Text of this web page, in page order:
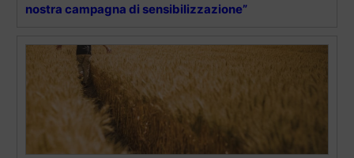
nostra campagna di sensibilizzazione”